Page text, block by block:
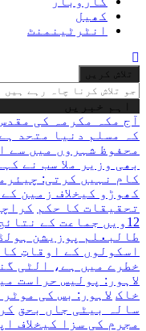
کھیل
انٹرٹینمنٹ
جو
تلاش
کرنا
چاہ
رہے
ہیں
یہاں
لکھیں
اہم خبریں
آج مکہ مکرمہ کی
کہ مسلم دنیا متحد
محفوظ شہروں میں سے
بھی وزیر ملا سب نے
کام نہیں کرتی:
کھوڑو کیخلاف زمین
تحقیقات کا حکم
12ویں جماعت کے
طالبعلم پوزیشن
اسکولوں کے اوقاتِ
خطرے میں ہے، الٹی
لاہور: پولیس حراست
خاک لاہور: بس کی
سالہ بیٹی جاں بحق
مجرم کی سزا کیخلاف